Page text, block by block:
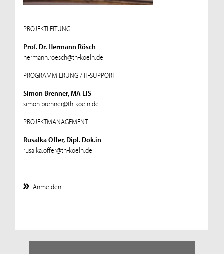
PROJEKTLEITUNG
Prof. Dr. Hermann Rösch
hermann.roesch@th-koeln.de
PROGRAMMIERUNG / IT-SUPPORT
Simon Brenner, MA LIS
simon.brenner@th-koeln.de
PROJEKTMANAGEMENT
Rusalka Offer, Dipl. Dok.in
rusalka.offer@th-koeln.de
Anmelden